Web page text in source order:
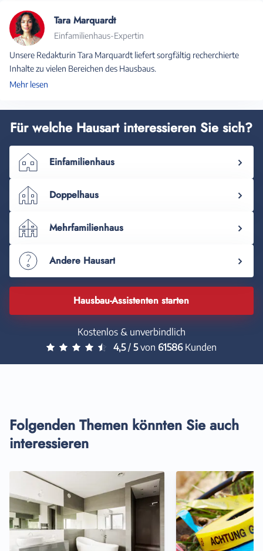
Tara Marquardt
Einfamilienhaus-Expertin
Unsere Redakturin Tara Marquardt liefert sorgfältig recherchierte
Inhalte zu vielen Bereichen des Hausbaus.
Mehr lesen
Für welche Hausart interessieren Sie sich?
Einfamilienhaus
Doppelhaus
Mehrfamilienhaus
Andere Hausart
Hausbau-Assistenten starten
Kostenlos & unverbindlich
4,5/ 5von 61586Kunden
Folgenden Themen könnten Sie auch
interessieren